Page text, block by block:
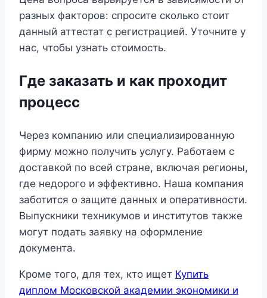
разных факторов: спросите сколько стоит
данный аттестат с регистрацией. Уточните у
нас, чтобы узнать стоимость.
Где заказать и как проходит
процесс
Через компанию или специализированную
фирму можно получить услугу. Работаем с
доставкой по всей стране, включая регионы,
где недорого и эффективно. Наша компания
заботится о защите данных и оперативности.
Выпускники техникумов и институтов также
могут подать заявку на оформление
документа.
Кроме того, для тех, кто ищет Купить
диплом Московской академии экономики и